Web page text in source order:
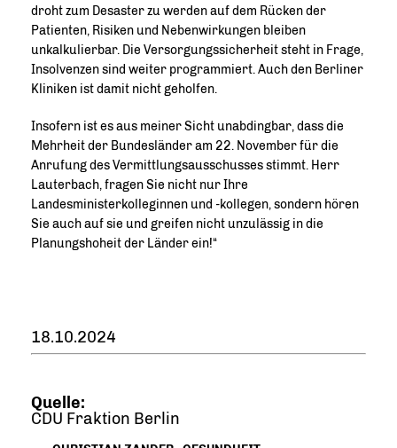
droht zum Desaster zu werden auf dem Rücken der
Patienten, Risiken und Nebenwirkungen bleiben
unkalkulierbar. Die Versorgungssicherheit steht in Frage,
Insolvenzen sind weiter programmiert. Auch den Berliner
Kliniken ist damit nicht geholfen.
Insofern ist es aus meiner Sicht unabdingbar, dass die
Mehrheit der Bundesländer am 22. November für die
Anrufung des Vermittlungsausschusses stimmt. Herr
Lauterbach, fragen Sie nicht nur Ihre
Landesministerkolleginnen und -kollegen, sondern hören
Sie auch auf sie und greifen nicht unzulässig in die
Planungshoheit der Länder ein!“
18.10.2024
Quelle:
CDU Fraktion Berlin